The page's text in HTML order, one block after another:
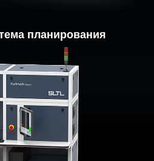
планирования